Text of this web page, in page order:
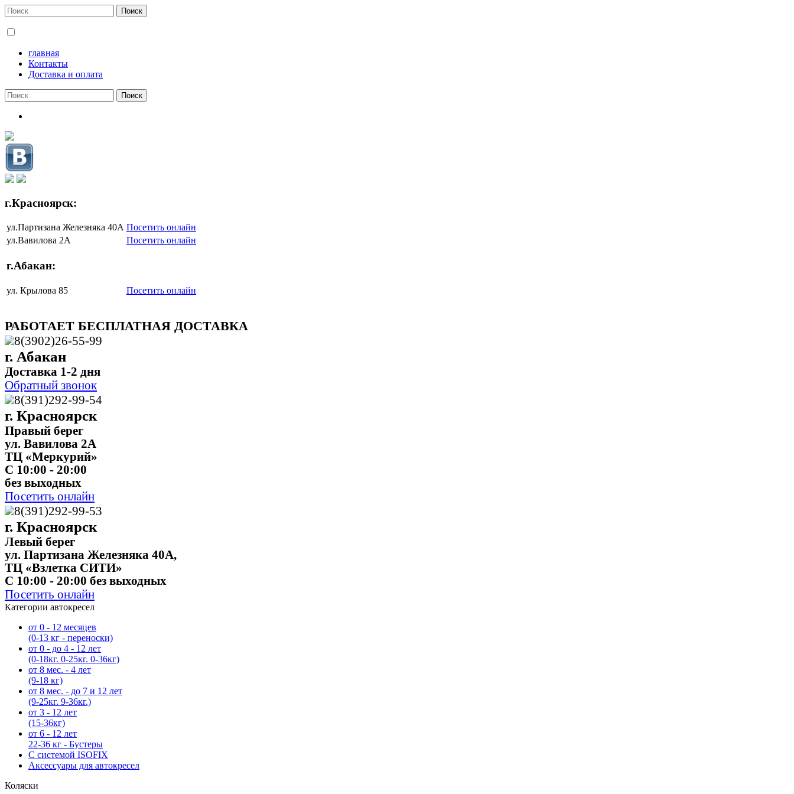
главная
Контакты
Доставка и оплата
г.Красноярск:
ул.Партизана Железняка 40А Посетить онлайн
ул.Вавилова 2А
Посетить онлайн
г.Абакан:
ул. Крылова 85 Посетить онлайн
РАБОТАЕТ БЕСПЛАТНАЯ ДОСТАВКА
8(3902)26-55-99
г. Абакан
Доставка 1-2 дня
Обратный звонок
8(391)292-99-54
г. Красноярск
Правый берег
ул. Вавилова 2А
ТЦ «Меркурий»
C 10:00 - 20:00
без выходных
Посетить онлайн
8(391)292-99-53
г. Красноярск
Левый берег
ул. Партизана Железняка 40А,
ТЦ «Взлетка СИТИ»
C 10:00 - 20:00 без выходных
Посетить онлайн
Категории автокресел
от 0 - 12 месяцев
(0-13 кг - переноски)
от 0 - до 4 - 12 лет
(0-18кг. 0-25кг. 0-36кг)
от 8 мес. - 4 лет
(9-18 кг)
от 8 мес. - до 7 и 12 лет
(9-25кг. 9-36кг.)
от 3 - 12 лет
(15-36кг)
от 6 - 12 лет
22-36 кг - Бустеры
С системой ISOFIX
Аксессуары для автокресел
Коляски